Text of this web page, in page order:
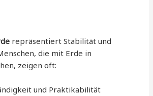
repräsentiert Stabilität und
die mit Erde in
zeigen oft:
und Praktikabilität